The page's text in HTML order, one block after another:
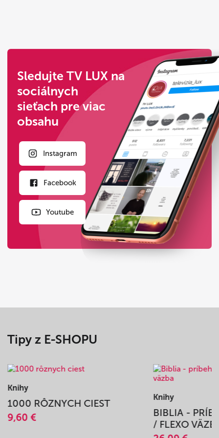
Sledujte TV LUX na
sociálnych
sieťach pre viac
obsahu
Instagram
Facebook
Youtube
Tipy z E-SHOPU
Knihy
1000 RÔZNYCH CIEST
9,60 €
Knihy
BIBLIA -
/ FLEXO